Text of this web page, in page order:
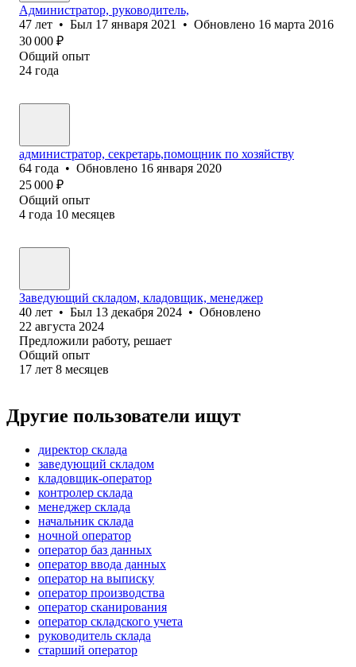
Администратор, руководитель,
47 лет • Был 17 января 2021 • Обновлено 16 марта 2016
30 000 ₽
Общий опыт
24 года
администратор, секретарь,помощник по хозяйству
64 года • Обновлено 16 января 2020
25 000 ₽
Общий опыт
4 года 10 месяцев
Заведующий складом, кладовщик, менеджер
40 лет • Был 13 декабря 2024 • Обновлено
22 августа 2024
Предложили работу, решает
Общий опыт
17 лет 8 месяцев
Другие пользователи ищут
директор склада
заведующий складом
кладовщик-оператор
контролер склада
менеджер склада
начальник склада
ночной оператор
оператор баз данных
оператор ввода данных
оператор на выписку
оператор производства
оператор сканирования
оператор складского учета
руководитель склада
старший оператор